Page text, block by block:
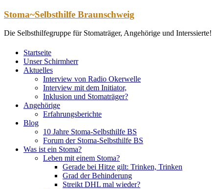
Zum
springen
Stoma~Selbsthilfe Braunschweig
Die Selbsthilfegruppe für Stomaträger, Angehörige und Interssierte!
Startseite
Unser Schirmherr
Aktuelles
Interview von Radio Okerwelle
Interview mit dem Initiator,
Inklusion und Stomaträger?
Angehörige
Erfahrungsberichte
Blog
10 Jahre Stoma-Selbsthilfe BS
Forum der Stoma-Selbsthilfe BS
Was ist ein Stoma?
Leben mit einem Stoma?
Gerade bei Hitze gilt: Trinken, Trinken
Grad der Behinderung
Streikt DHL mal wieder?